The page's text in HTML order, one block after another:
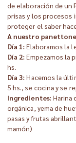
de elaboración de
prisas y los procesos
proteger el saber
A nuestro
Día 1: Elaboramos la
Día 2: Empezamos la
hs.
Día 3: Hacemos la
5 hs., se cocina y se
Ingredientes: Harina
orgánica, yema de
pasas y frutas
mamón)